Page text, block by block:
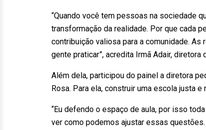
“Quando você tem pessoas na sociedade
transformação da realidade. Por que cada
contribuição valiosa para a comunidade.
gente praticar”, acredita Irmã Adair,
Além dela, participou do painel a diretora
Rosa. Para ela, construir uma escola justa
“Eu defendo o espaço de aula, por isso
ver como podemos ajustar essas